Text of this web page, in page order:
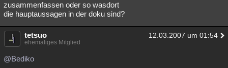
Natur Umfragen Unterhaltung
weitere Rubriken
Philosophie Träume
Astronomie
zusammenfassen oder so wasdort
die hauptaussagen in der doku sind?
tetsuo 12.03.2007 um 01:54
ehemaliges Mitglied
@Bediko